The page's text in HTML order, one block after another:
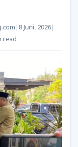
| 8 Juni, 2026|
read